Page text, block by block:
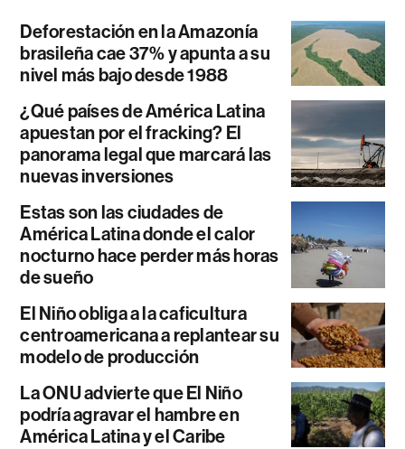
Deforestación en la Amazonía
brasileña cae 37% y apunta a su
nivel más bajo desde 1988
¿Qué países de América Latina
apuestan por el fracking? El
panorama legal que marcará las
nuevas inversiones
Estas son las ciudades de
América Latina donde el calor
nocturno hace perder más horas
de sueño
El Niño obliga a la caficultura
centroamericana a replantear su
modelo de producción
La ONU advierte que El Niño
podría agravar el hambre en
América Latina y el Caribe